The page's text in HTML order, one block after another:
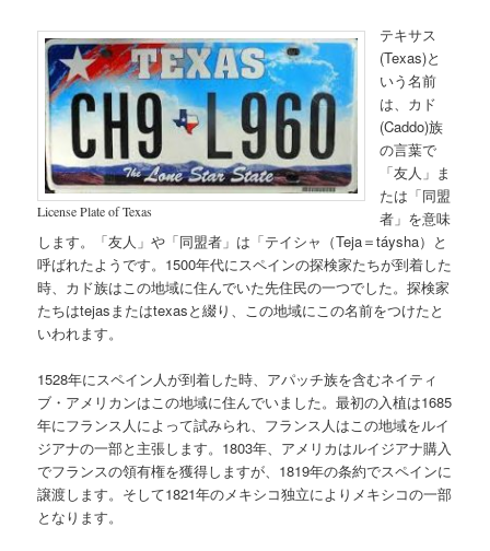
License Plate of Texas
テキサス
(Texas)と
いう名前
は、カド
(Caddo)族
の言葉で
「友人」ま
たは「同盟
者」を意味
します。「友人」や「同盟者」は「テイシャ（Teja＝táysha）と
呼ばれたようです。1500年代にスペインの探検家たちが到着した
時、カド族はこの地域に住んでいた先住民の一つでした。探検家
たちはtejasまたはtexasと綴り、この地域にこの名前をつけたと
いわれます。
1528年にスペイン人が到着した時、アパッチ族を含むネイティ
ブ・アメリカンはこの地域に住んでいました。最初の入植は1685
年にフランス人によって試みられ、フランス人はこの地域をルイ
ジアナの一部と主張します。1803年、アメリカはルイジアナ購入
でフランスの領有権を獲得しますが、1819年の条約でスペインに
譲渡します。そして1821年のメキシコ独立によりメキシコの一部
となります。